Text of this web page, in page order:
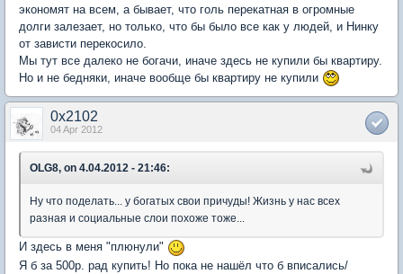
экономят на всем, а бывает, что голь перекатная в огромные
долги залезает, но только, что бы было все как у людей, и Нинку
от зависти перекосило.
Мы тут все далеко не богачи, иначе здесь не купили бы квартиру.
Но и не бедняки, иначе вообще бы квартиру не купили
0x2102
04 Apr 2012
OLG8, on 4.04.2012 - 21:46:
Ну что поделать... у богатых свои причуды! Жизнь у нас всех
разная и социальные слои похоже тоже...
И здесь в меня "плюнули"
Я б за 500р. рад купить! Но пока не нашёл что б вписались/